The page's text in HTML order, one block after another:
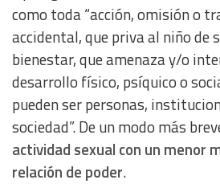
como toda “acción, omisión o
accidental, que priva al niño de
bienestar, que amenaza y/o
desarrollo físico, psíquico o
pueden ser personas,
sociedad”. De un modo más
actividad sexual con un menor
relación de poder.